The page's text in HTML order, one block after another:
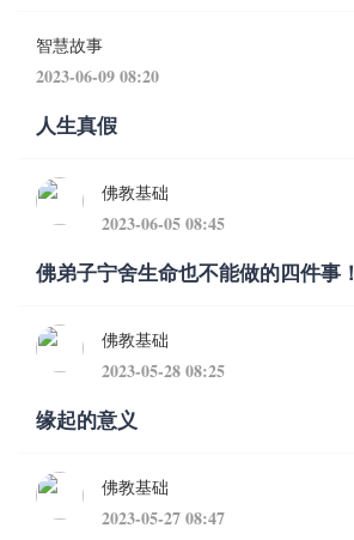
智慧故事
2023-06-09 08:20
人生真假
佛教基础
2023-06-05 08:45
佛弟子宁舍生命也不能做的四件事！
佛教基础
2023-05-28 08:25
缘起的意义
佛教基础
2023-05-27 08:47